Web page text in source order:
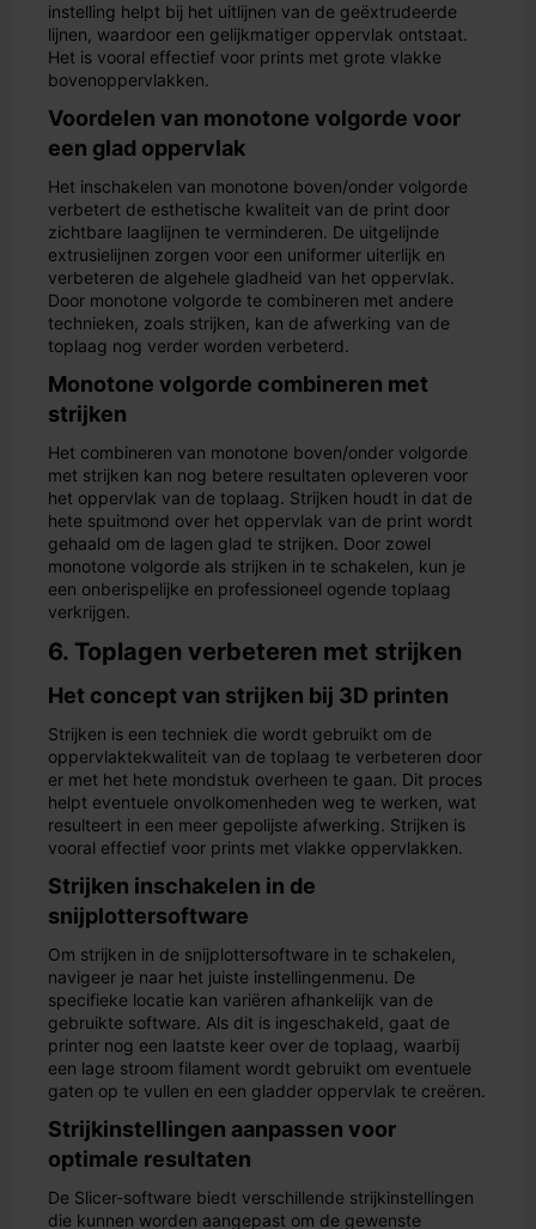
instelling helpt bij het uitlijnen van de geëxtrudeerde
lijnen, waardoor een gelijkmatiger oppervlak ontstaat.
Het is vooral effectief voor prints met grote vlakke
bovenoppervlakken.
Voordelen van monotone volgorde voor
een glad oppervlak
Het inschakelen van monotone boven/onder volgorde
verbetert de esthetische kwaliteit van de print door
zichtbare laaglijnen te verminderen. De uitgelijnde
extrusielijnen zorgen voor een uniformer uiterlijk en
verbeteren de algehele gladheid van het oppervlak.
Door monotone volgorde te combineren met andere
technieken, zoals strijken, kan de afwerking van de
toplaag nog verder worden verbeterd.
Monotone volgorde combineren met
strijken
Het combineren van monotone boven/onder volgorde
met strijken kan nog betere resultaten opleveren voor
het oppervlak van de toplaag. Strijken houdt in dat de
hete spuitmond over het oppervlak van de print wordt
gehaald om de lagen glad te strijken. Door zowel
monotone volgorde als strijken in te schakelen, kun je
een onberispelijke en professioneel ogende toplaag
verkrijgen.
6. Toplagen verbeteren met strijken
Het concept van strijken bij 3D printen
Strijken is een techniek die wordt gebruikt om de
oppervlaktekwaliteit van de toplaag te verbeteren door
er met het hete mondstuk overheen te gaan. Dit proces
helpt eventuele onvolkomenheden weg te werken, wat
resulteert in een meer gepolijste afwerking. Strijken is
vooral effectief voor prints met vlakke oppervlakken.
Strijken inschakelen in de
snijplottersoftware
Om strijken in de snijplottersoftware in te schakelen,
navigeer je naar het juiste instellingenmenu. De
specifieke locatie kan variëren afhankelijk van de
gebruikte software. Als dit is ingeschakeld, gaat de
printer nog een laatste keer over de toplaag, waarbij
een lage stroom filament wordt gebruikt om eventuele
gaten op te vullen en een gladder oppervlak te creëren.
Strijkinstellingen aanpassen voor
optimale resultaten
De Slicer-software biedt verschillende strijkinstellingen
die kunnen worden aangepast om de gewenste